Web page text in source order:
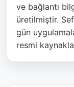
ve bağlantı
üretilmiştir.
gün
resmi